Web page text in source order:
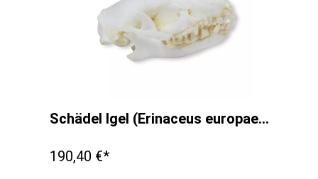
Schädel Igel (Erinaceus europaeus)
190,40 €*